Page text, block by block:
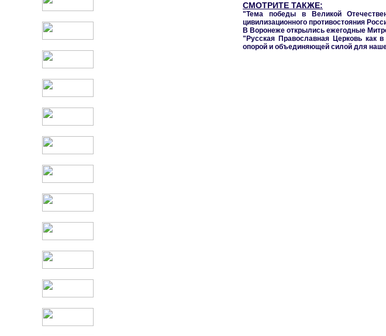
СМОТРИТЕ ТАКЖЕ:
"Тема победы в Великой
цивилизационного противостояния
В Воронеже открылись ежегодные
"Русская Православная Церковь как
опорой и объединяющей силой для